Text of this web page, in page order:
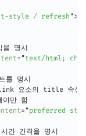
style / refresh ">
명시
= "text/html;
를 명시
= "preferred
간 간격을 명시